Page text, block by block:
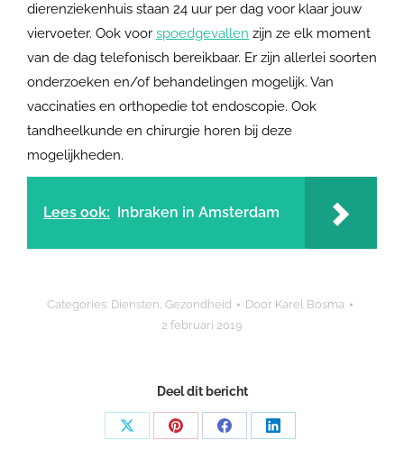
dierenziekenhuis staan 24 uur per dag voor klaar jouw
viervoeter. Ook voor spoedgevallen zijn ze elk moment
van de dag telefonisch bereikbaar. Er zijn allerlei soorten
onderzoeken en/of behandelingen mogelijk. Van
vaccinaties en orthopedie tot endoscopie. Ook
tandheelkunde en chirurgie horen bij deze
mogelijkheden.
Lees ook: Inbraken in Amsterdam
Categories: Diensten, Gezondheid Door Karel Bosma
2 februari 2019
Deel dit bericht
Share Share Share Share